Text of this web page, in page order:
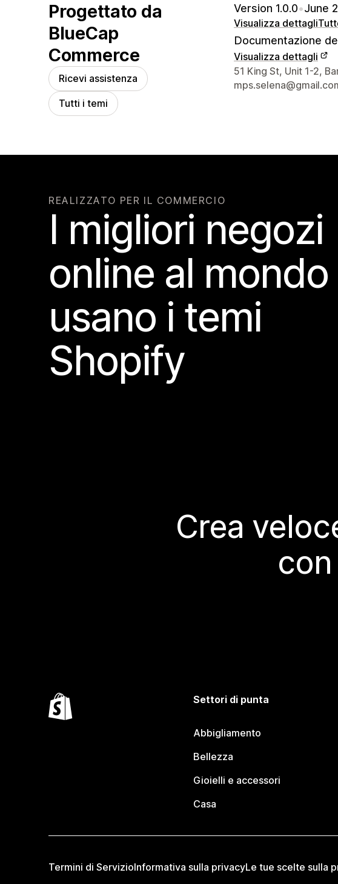
Progettato da
BlueCap
Commerce
Ricevi assistenza
Tutti i temi
Version 1.0.0•June
Visualizza dettagli
Documentazione
Visualizza dettagli
Recapiti del designer
51 King St, Unit 1-2,
REALIZZATO PER IL COMMERCIO
I migliori negozi
online al mondo
usano i temi
Shopify
Crea
Settori di punta
Abbigliamento
Bellezza
Gioielli e accessori
Casa
Termini di ServizioInformativa sulla privacyLe tue scelte sulla